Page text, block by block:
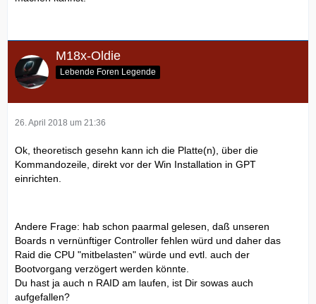
M18x-Oldie
Lebende Foren Legende
26. April 2018 um 21:36
Ok, theoretisch gesehn kann ich die Platte(n), über die
Kommandozeile, direkt vor der Win Installation in GPT
einrichten.
Andere Frage: hab schon paarmal gelesen, daß unseren
Boards n vernünftiger Controller fehlen würd und daher das
Raid die CPU "mitbelasten" würde und evtl. auch der
Bootvorgang verzögert werden könnte.
Du hast ja auch n RAID am laufen, ist Dir sowas auch
aufgefallen?